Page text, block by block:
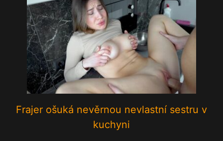
Frajer ošuká nevěrnou nevlastní sestru v
kuchyni